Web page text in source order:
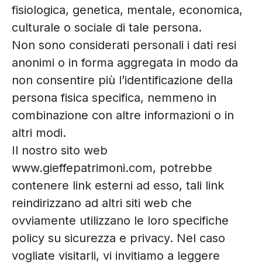
fisiologica, genetica, mentale, economica,
culturale o sociale di tale persona.
Non sono considerati personali i dati resi
anonimi o in forma aggregata in modo da
non consentire più l’identificazione della
persona fisica specifica, nemmeno in
combinazione con altre informazioni o in
altri modi.
Il nostro sito web
www.gieffepatrimoni.com, potrebbe
contenere link esterni ad esso, tali link
reindirizzano ad altri siti web che
ovviamente utilizzano le loro specifiche
policy su sicurezza e privacy. Nel caso
vogliate visitarli, vi invitiamo a leggere